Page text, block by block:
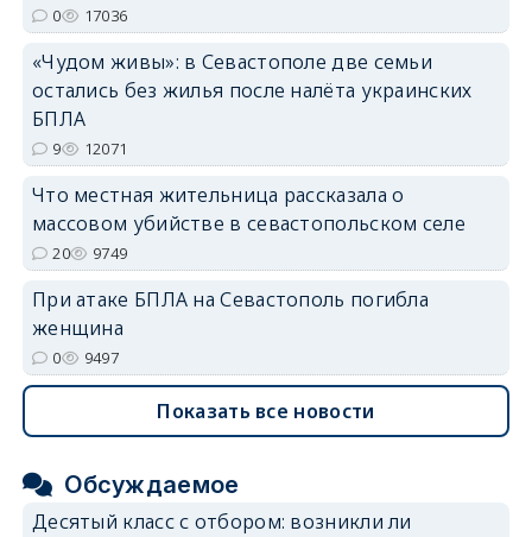
0 17036
«Чудом живы»: в Севастополе две семьи
остались без жилья после налёта украинских
БПЛА
9 12071
Что местная жительница рассказала о
массовом убийстве в севастопольском селе
20 9749
При атаке БПЛА на Севастополь погибла
женщина
0 9497
Показать все новости
Обсуждаемое
Десятый класс с отбором: возникли ли